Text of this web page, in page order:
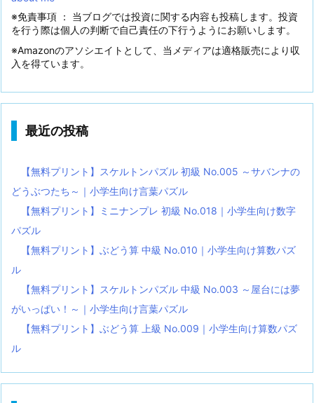
※免責事項 ： 当ブログでは投資に関する内容も投稿します。投資
を行う際は個人の判断で自己責任の下行うようにお願いします。
※Amazonのアソシエイトとして、当メディアは適格販売により収
入を得ています。
最近の投稿
【無料プリント】スケルトンパズル 初級 No.005 ～サバンナの
どうぶつたち～｜小学生向け言葉パズル
【無料プリント】ミニナンプレ 初級 No.018｜小学生向け数字
パズル
【無料プリント】ぶどう算 中級 No.010｜小学生向け算数パズ
ル
【無料プリント】スケルトンパズル 中級 No.003 ～屋台には夢
がいっぱい！～｜小学生向け言葉パズル
【無料プリント】ぶどう算 上級 No.009｜小学生向け算数パズ
ル